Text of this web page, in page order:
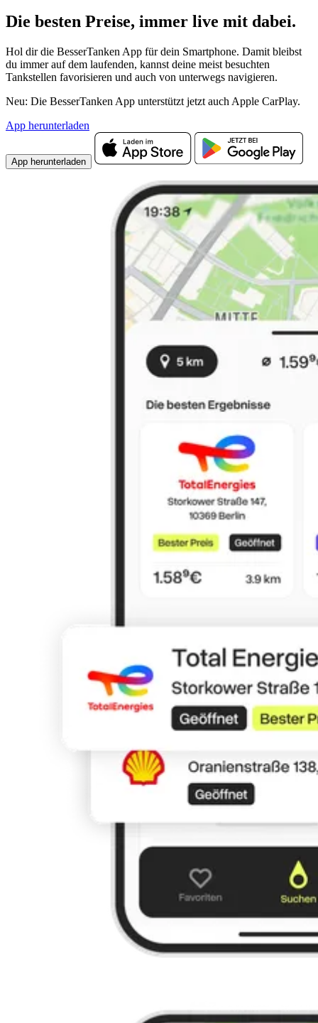
Die besten Preise, immer live mit dabei.
Hol dir die BesserTanken App für dein Smartphone. Damit bleibst
du immer auf dem laufenden, kannst deine meist besuchten
Tankstellen favorisieren und auch von unterwegs navigieren.
Neu: Die BesserTanken App unterstützt jetzt auch Apple CarPlay.
App herunterladen
App herunterladen